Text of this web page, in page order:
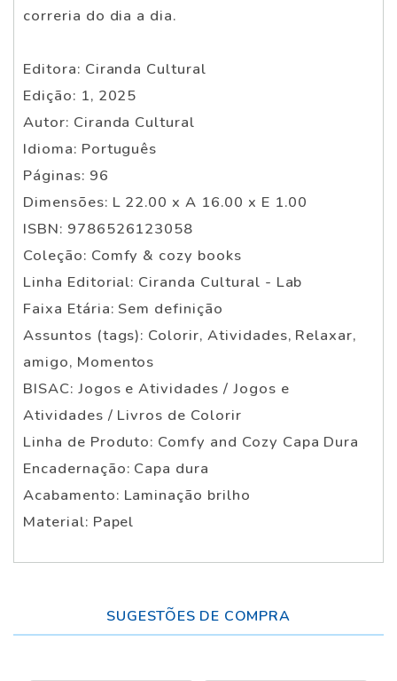
correria do dia a dia.
Editora: Ciranda Cultural
Edição: 1, 2025
Autor: Ciranda Cultural
Idioma: Português
Páginas: 96
Dimensões: L 22.00 x A 16.00 x E 1.00
ISBN: 9786526123058
Coleção: Comfy & cozy books
Linha Editorial: Ciranda Cultural - Lab
Faixa Etária: Sem definição
Assuntos (tags): Colorir, Atividades, Relaxar,
amigo, Momentos
BISAC: Jogos e Atividades / Jogos e
Atividades / Livros de Colorir
Linha de Produto: Comfy and Cozy Capa Dura
Encadernação: Capa dura
Acabamento: Laminação brilho
Material: Papel
SUGESTÕES DE COMPRA